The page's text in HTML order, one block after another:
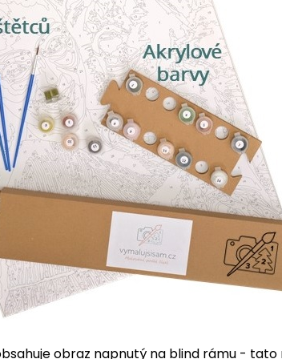
obraz napnutý na blind rámu -